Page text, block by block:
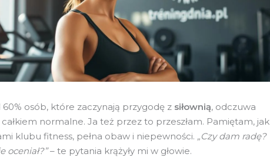
60% osób, które zaczynają przygodę z siłownią, odczuwa
normalne. Ja też przez to przeszłam. Pamiętam, jak
klubu fitness, pełna obaw i niepewności. „Czy dam radę?
oceniał?”– te pytania krążyły mi w głowie.